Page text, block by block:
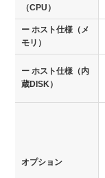
（CPU）
ー ホスト仕様（メ
モリ）
ー ホスト仕様（内
蔵DISK）
オプション